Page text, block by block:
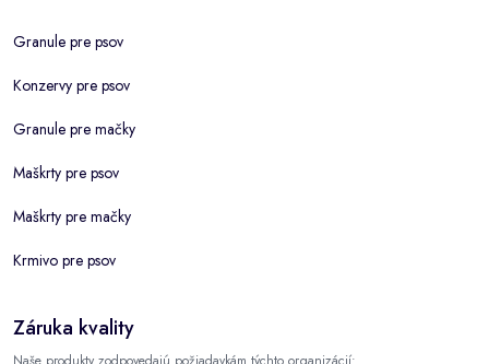
Granule pre psov
Konzervy pre psov
Granule pre mačky
Maškrty pre psov
Maškrty pre mačky
Krmivo pre psov
Záruka kvality